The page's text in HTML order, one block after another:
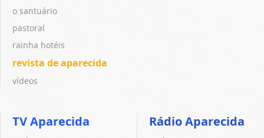
o santuário
pastoral
rainha hotéis
revista de aparecida
vídeos
TV Aparecida Rádio Aparecida